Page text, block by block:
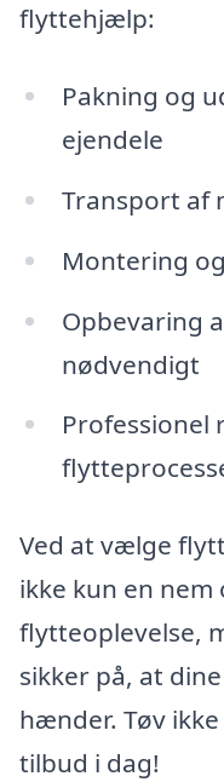
flyttehjælp:
Pakning og
ejendele
Transport af
Montering
Opbevaring
nødvendigt
Professionel
Ved at vælge
ikke kun en
flytteoplevelse,
sikker på, at
hænder. Tøv
tilbud i dag!